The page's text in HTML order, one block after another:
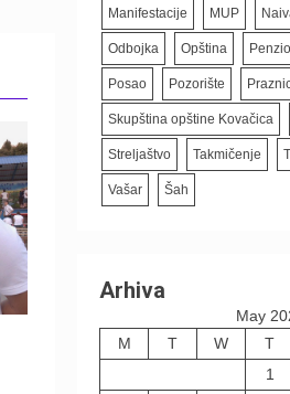
Manifestacije MUP
Odbojka Opština
Posao Pozorište
Skupština opštine Kovačica
Streljaštvo Takmičenje
Vašar Šah
Arhiva
May
M
T W T
1